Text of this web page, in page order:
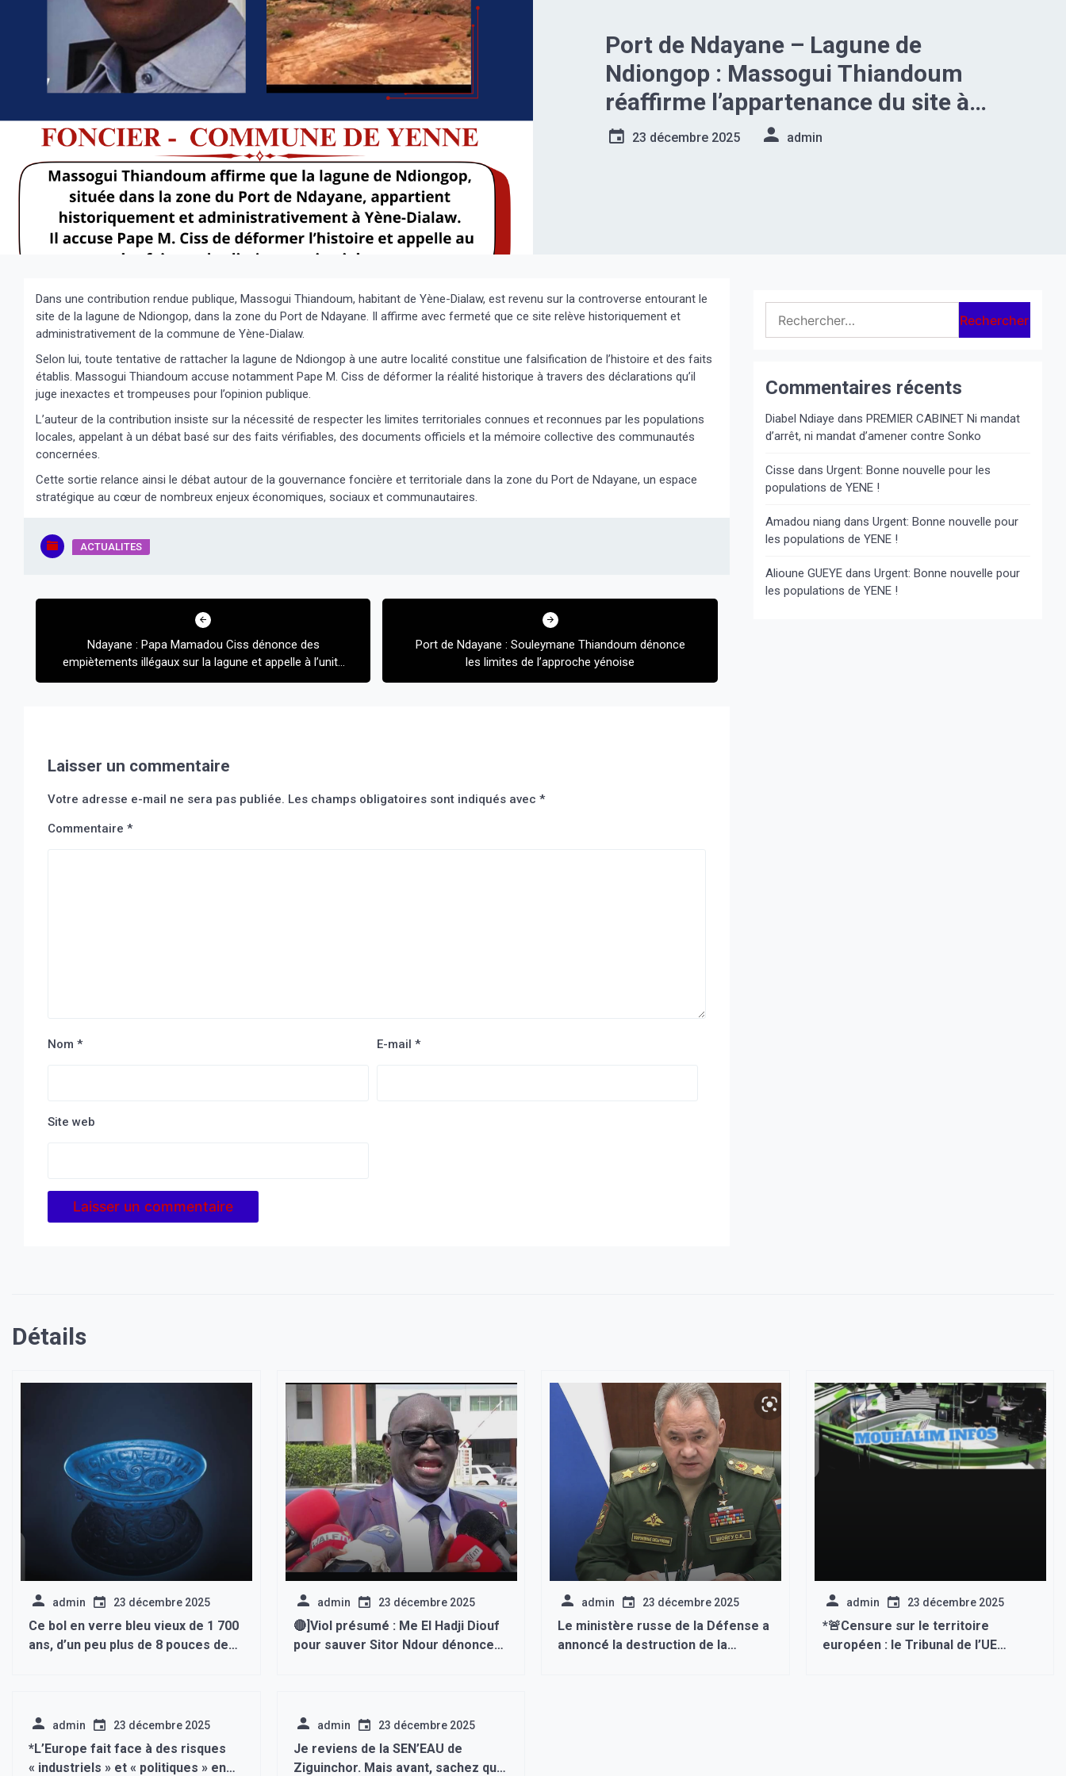
Port de Ndayane – Lagune de
Ndiongop : Massogui Thiandoum
réaffirme l’appartenance du site à
Yène-Dialaw
23 décembre 2025 admin
Dans une contribution rendue publique, Massogui Thiandoum, habitant de Yène-Dialaw, est revenu sur la controverse entourant le
site de la lagune de Ndiongop, dans la zone du Port de Ndayane. Il affirme avec fermeté que ce site relève historiquement et
administrativement de la commune de Yène-Dialaw.
Selon lui, toute tentative de rattacher la lagune de Ndiongop à une autre localité constitue une falsification de l’histoire et des faits
établis. Massogui Thiandoum accuse notamment Pape M. Ciss de déformer la réalité historique à travers des déclarations qu’il
juge inexactes et trompeuses pour l’opinion publique.
L’auteur de la contribution insiste sur la nécessité de respecter les limites territoriales connues et reconnues par les populations
locales, appelant à un débat basé sur des faits vérifiables, des documents officiels et la mémoire collective des communautés
concernées.
Cette sortie relance ainsi le débat autour de la gouvernance foncière et territoriale dans la zone du Port de Ndayane, un espace
stratégique au cœur de nombreux enjeux économiques, sociaux et communautaires.
ACTUALITES
Navigation
Ndayane : Papa Mamadou Ciss dénonce des
empiètements illégaux sur la lagune et appelle à l’unité
des populations
Port de Ndayane : Souleymane Thiandoum dénonce
les limites de l’approche yénoise
Laisser un commentaire
Votre adresse e-mail ne sera pas publiée. Les champs obligatoires sont indiqués avec *
Commentaire *
Nom * E-mail *
Site web
Commentaires récents
Diabel Ndiaye dans PREMIER CABINET Ni mandat
d’arrêt, ni mandat d’amener contre Sonko
Cisse dans Urgent: Bonne nouvelle pour les
populations de YENE !
Amadou niang dans Urgent: Bonne nouvelle pour
les populations de YENE !
Alioune GUEYEdans Urgent: Bonne nouvelle pour
les populations de YENE !
Détails
admin 23 décembre 2025
Ce bol en verre bleu vieux de 1 700
ans, d’un peu plus de 8 pouces de
d’Emona…
admin 23 décembre 2025
🔴]Viol présumé : Me El Hadji Diouf
pour sauver Sitor Ndour dénonce
admin 23 décembre 2025
Le ministère russe de la Défense a
annoncé la destruction de la
admin 23 décembre 2025
*🚨Censure sur le territoire
européen : le Tribunal de l’UE
admin 23 décembre 2025
*L’Europe fait face à des risques
« industriels » et « politiques » en
admin 23 décembre 2025
Je reviens de la SEN’EAU de
Ziguinchor. Mais avant, sachez que